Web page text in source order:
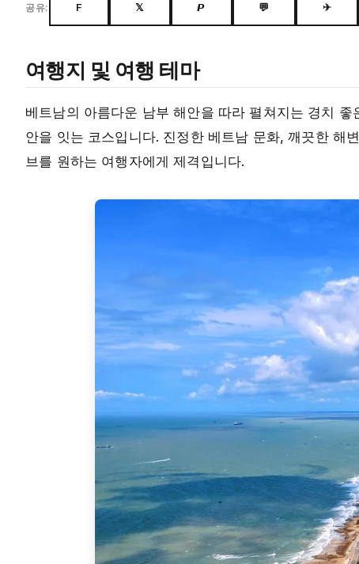
공유: F 𝕏 𝙋 💬 ✈
여행지 및 여행 테마
베트남의 아름다운 남부 해안을 따라 펼쳐지는 경치
안을 잇는 코스입니다. 진정한 베트남 문화, 깨끗한 해
브를 원하는 여행자에게 제격입니다.